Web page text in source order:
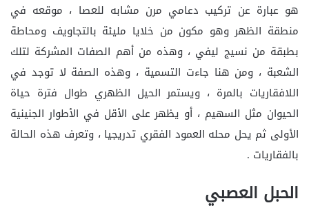
هو عبارة عن تركيب دعامي مرن مشابه للعصا ، موقعه في
منطقة الظهر وهو مكون من خلايا مليئة بالتجاويف ومحاطة
بطبقة من نسيج ليفي ، وهذه من أهم الصفات المشركة لتلك
الشعبة ، ومن هنا جاءت التسمية ، وهذه الصفة لا توجد في
اللافقاريات بالمرة ، ويستمر الحيل الظهري طوال فترة حياة
الحيوان مثل السهيم ، أو يظهر على الأقل في الأطوار الجنينية
الأولى ثم يحل محله العمود الفقري تدريجيا ، وتعرف هذه الحالة
بالفقاريات .
الحبل العصبي